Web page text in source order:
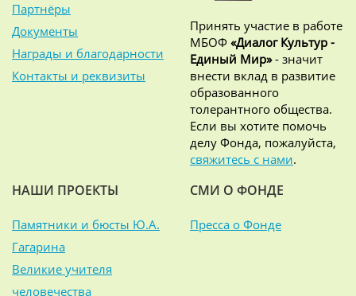
Партнёры
Документы
Награды и благодарности
Контакты и реквизиты
Принять участие в работе
МБОФ «Диалог Культур -
Единый Мир»- значит
внести вклад в развитие
образованного
толерантного общества.
Если вы хотите помочь
делу Фонда, пожалуйста,
свяжитесь с нами.
НАШИ ПРОЕКТЫ
Памятники и бюсты Ю.А.
Гагарина
Великие учителя
человечества
СМИ О ФОНДЕ
Пресса о Фонде